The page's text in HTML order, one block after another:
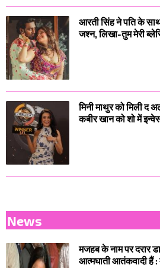
आरती सिंह ने पति के
जश्न, लिखा-तुम मेरी
मिनी माथुर को मिली द
कबीर खान को शो में
News
मजहब के नाम पर दरार
आत्मघाती आतंकवादी हैं :